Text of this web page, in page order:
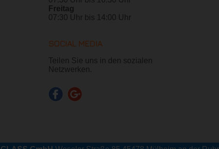
Freitag
07:30 Uhr bis 14:00 Uhr
SOCIAL MEDIA
Teilen Sie uns in den sozialen
Netzwerken.